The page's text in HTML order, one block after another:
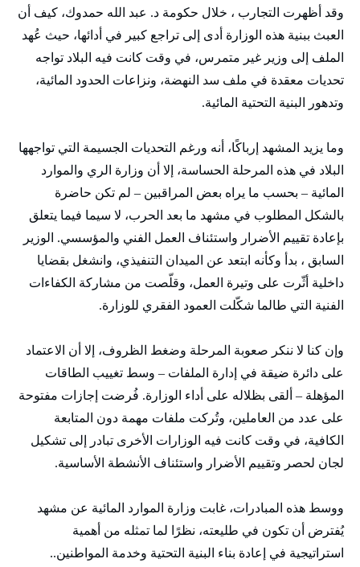
وقد أظهرت التجارب ، خلال حكومة د. عبد الله حمدوك، كيف أن
العبث ببنية هذه الوزارة أدى إلى تراجع كبير في أدائها، حيث عُهد
الملف إلى وزير غير متمرس، في وقت كانت فيه البلاد تواجه
تحديات معقدة في ملف سد النهضة، ونزاعات الحدود المائية،
وتدهور البنية التحتية المائية.
وما يزيد المشهد إرباكًا، أنه ورغم التحديات الجسيمة التي تواجهها
البلاد في هذه المرحلة الحساسة، إلا أن وزارة الري والموارد
المائية – بحسب ما يراه بعض المراقبين – لم تكن حاضرة
بالشكل المطلوب في مشهد ما بعد الحرب، لا سيما فيما يتعلق
بإعادة تقييم الأضرار واستئناف العمل الفني والمؤسسي. الوزير
السابق ، بدأ وكأنه ابتعد عن الميدان التنفيذي، وانشغل بقضايا
داخلية أثّرت على وتيرة العمل، وقلّصت من مشاركة الكفاءات
الفنية التي طالما شكّلت العمود الفقري للوزارة.
وإن كنا لا ننكر صعوبة المرحلة وضغط الظروف، إلا أن الاعتماد
على دائرة ضيقة في إدارة الملفات – وسط تغييب الطاقات
المؤهلة – ألقى بظلاله على أداء الوزارة. فُرضت إجازات مفتوحة
على عدد من العاملين، وتُركت ملفات مهمة دون المتابعة
الكافية، في وقت كانت فيه الوزارات الأخرى تبادر إلى تشكيل
لجان لحصر وتقييم الأضرار واستئناف الأنشطة الأساسية.
ووسط هذه المبادرات، غابت وزارة الموارد المائية عن مشهد
يُفترض أن تكون في طليعته، نظرًا لما تمثله من أهمية
استراتيجية في إعادة بناء البنية التحتية وخدمة المواطنين..